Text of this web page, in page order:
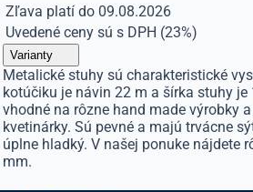
Zľava platí do 09.08.2026
Uvedené ceny sú s DPH (23%)
Varianty
Metalické stuhy sú charakteristické
kotúčiku je návin 22 m a šírka stuhy je
vhodné na rôzne hand made výrobky
kvetinárky. Sú pevné a majú trvácne
úplne hladký. V našej ponuke nájdete
mm.